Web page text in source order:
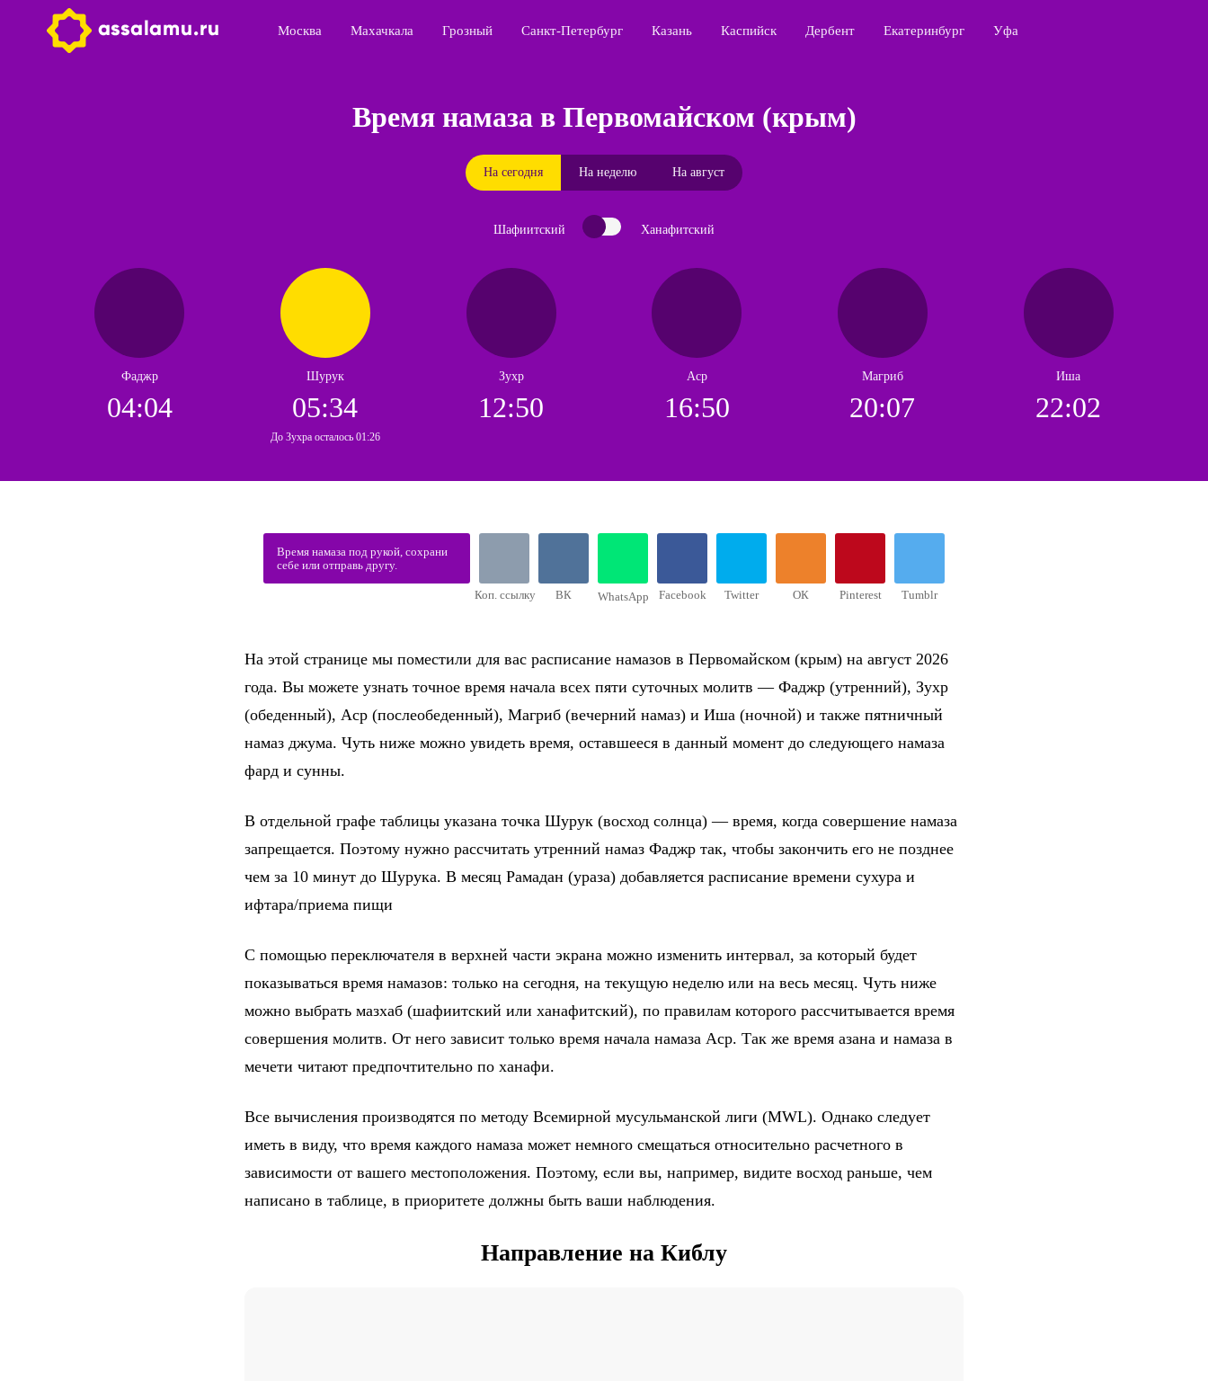
Москва Махачкала Грозный Санкт-Петербург Казань Каспийск Дербент Екатеринбург Уфа
Время намаза в Первомайском (крым)
На сегодня На неделю На август
Шафиитский Ханафитский
Фаджр
04:04
Шурук
05:34
До Зухра осталось 01:26
Зухр
12:50
Аср
16:50
Магриб
20:07
Иша
22:02
Время намаза под рукой, сохрани
себе или отправь другу.
Коп. ссылку ВК WhatsApp Facebook Twitter ОК Pinterest Tumblr
На этой странице мы поместили для вас расписание намазов в Первомайском (крым) на август 2026
года. Вы можете узнать точное время начала всех пяти суточных молитв — Фаджр (утренний), Зухр
(обеденный), Аср (послеобеденный), Магриб (вечерний намаз) и Иша (ночной) и также пятничный
намаз джума. Чуть ниже можно увидеть время, оставшееся в данный момент до следующего намаза
фард и сунны.
В отдельной графе таблицы указана точка Шурук (восход солнца) — время, когда совершение намаза
запрещается. Поэтому нужно рассчитать утренний намаз Фаджр так, чтобы закончить его не позднее
чем за 10 минут до Шурука. В месяц Рамадан (ураза) добавляется расписание времени сухура и
ифтара/приема пищи
С помощью переключателя в верхней части экрана можно изменить интервал, за который будет
показываться время намазов: только на сегодня, на текущую неделю или на весь месяц. Чуть ниже
можно выбрать мазхаб (шафиитский или ханафитский), по правилам которого рассчитывается время
совершения молитв. От него зависит только время начала намаза Аср. Так же время азана и намаза в
мечети читают предпочтительно по ханафи.
Все вычисления производятся по методу Всемирной мусульманской лиги (MWL). Однако следует
иметь в виду, что время каждого намаза может немного смещаться относительно расчетного в
зависимости от вашего местоположения. Поэтому, если вы, например, видите восход раньше, чем
написано в таблице, в приоритете должны быть ваши наблюдения.
Направление на Киблу